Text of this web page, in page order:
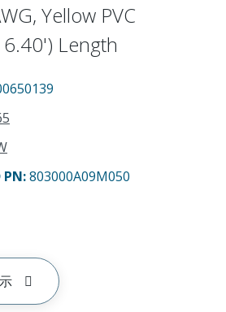
Yellow PVC
Length
PN:803000A09M050